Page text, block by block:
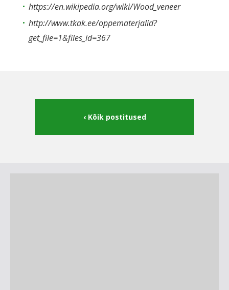
https://en.wikipedia.org/wiki/Wood_veneer
http://www.tkak.ee/oppematerjalid?
get_file=1&files_id=367
Kõik postitused